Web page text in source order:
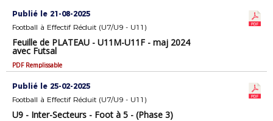
Publié le 21-08-2025
Football à Effectif Réduit (U7/U9 - U11)
Feuille de PLATEAU - U11M-U11F - maj 2024
avec Futsal
PDF Remplissable
Publié le 25-02-2025
Football à Effectif Réduit (U7/U9 - U11)
U9 - Inter-Secteurs - Foot à 5 - (Phase 3)